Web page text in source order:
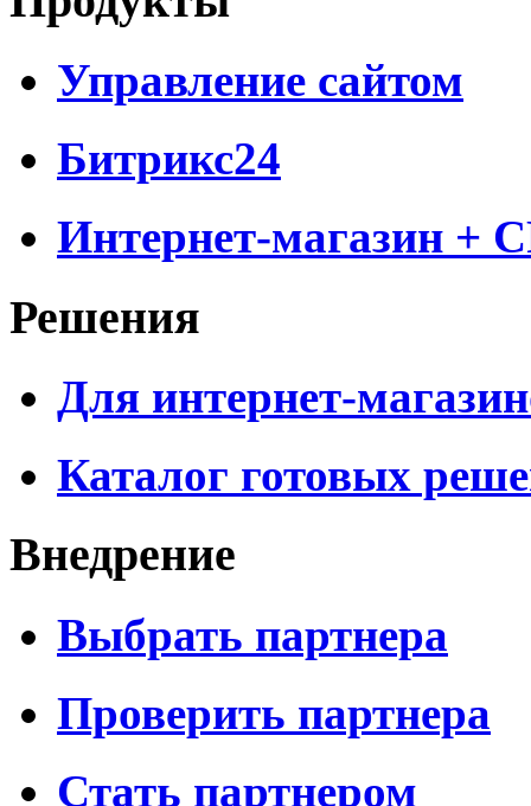
Управление сайтом
Битрикс24
Интернет-магазин +
Решения
Для интернет-
Каталог готовых
Внедрение
Выбрать партнера
Проверить партнера
Стать партнером